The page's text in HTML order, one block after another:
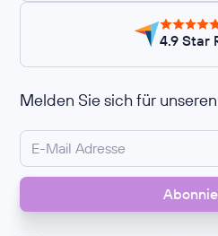
4.9 Star
Melden Sie sich für